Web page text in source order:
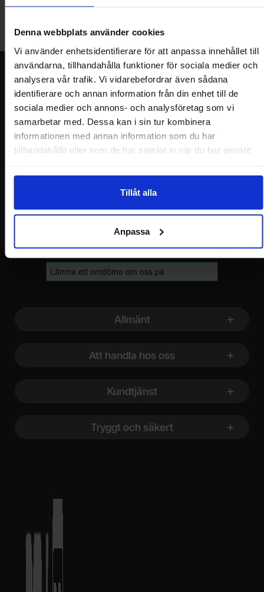
Denna webbplats använder cookies
Vi använder enhetsidentifierare för att anpassa innehållet till
användarna, tillhandahålla funktioner för sociala medier och
analysera vår trafik. Vi vidarebefordrar även sådana
identifierare och annan information från din enhet till de
sociala medier och annons- och analysföretag som vi
samarbetar med. Dessa kan i sin tur kombinera
informationen med annan information som du har
tillhandahållit eller som de har samlat in när du har använt
Tillåt alla
Anpassa
Lagerbutik i Malmö
10-17. För snabbare service, gör en förbeställning.
Nyhetsbrev
Jag önskar erbjudanden, rabatter och produktnyheter direkt till min
inkorg!
Du kommer att få ca 1 utskick / månad. Avbryt enkelt när du vill.
Ditt namn
Allmänt
Att handla hos oss
Kundtjänst
Tryggt och säkert